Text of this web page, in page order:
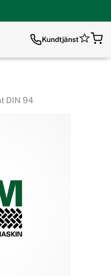
Kundtjänst
DIN 94